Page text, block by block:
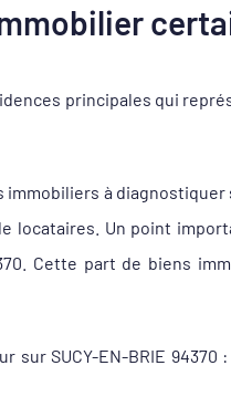
principales qui
à diagnostiquer
locataires. Un point
Cette part de biens
SUCY-EN-BRIE 94370 :